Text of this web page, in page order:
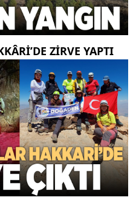
ZIRVE YAPTI